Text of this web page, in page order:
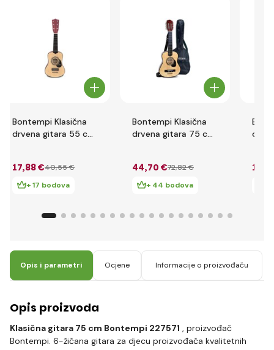
Bontempi Klasična
drvena gitara 55 cm
17,88 €40,55 €
+ 17 bodova
Bontempi Klasična
drvena gitara 75 cm
44,70 €72,82 €
+ 44 bodova
18
Opis i parametri Ocjene Informacije o proizvođaču
Opis proizvoda
Klasična gitara 75 cm Bontempi 227571 , proizvođač
Bontempi. 6-žičana gitara za djecu proizvođača kvalitetnih